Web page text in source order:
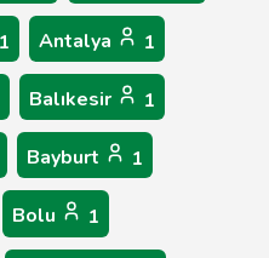
1 Antalya 1
Balıkesir 1
Bayburt 1
Bolu 1